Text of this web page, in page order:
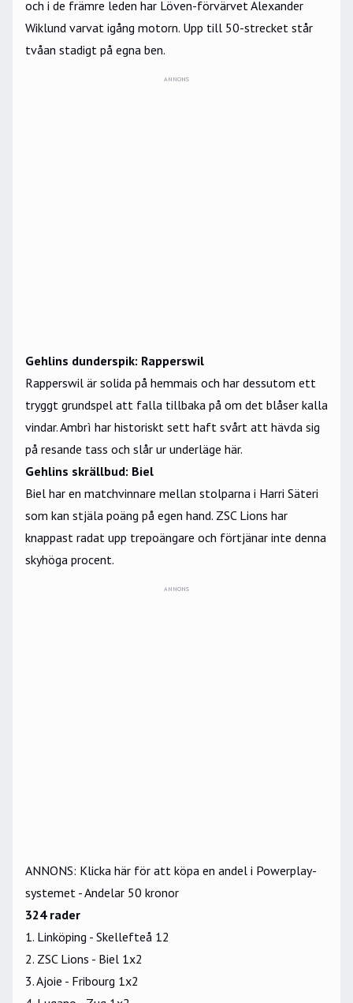
och i de främre leden har Löven-förvärvet Alexander
Wiklund varvat igång motorn. Upp till 50-strecket står
tvåan stadigt på egna ben.
ANNONS
Gehlins dunderspik: Rapperswil
Rapperswil är solida på hemmais och har dessutom ett
tryggt grundspel att falla tillbaka på om det blåser kalla
vindar. Ambrì har historiskt sett haft svårt att hävda sig
på resande tass och slår ur underläge här.
Gehlins skrällbud: Biel
Biel har en matchvinnare mellan stolparna i Harri Säteri
som kan stjäla poäng på egen hand. ZSC Lions har
knappast radat upp trepoängare och förtjänar inte denna
skyhöga procent.
ANNONS
ANNONS: Klicka här för att köpa en andel i Powerplay-
systemet - Andelar 50 kronor
324 rader
1. Linköping - Skellefteå 12
2. ZSC Lions - Biel 1x2
3. Ajoie - Fribourg 1x2